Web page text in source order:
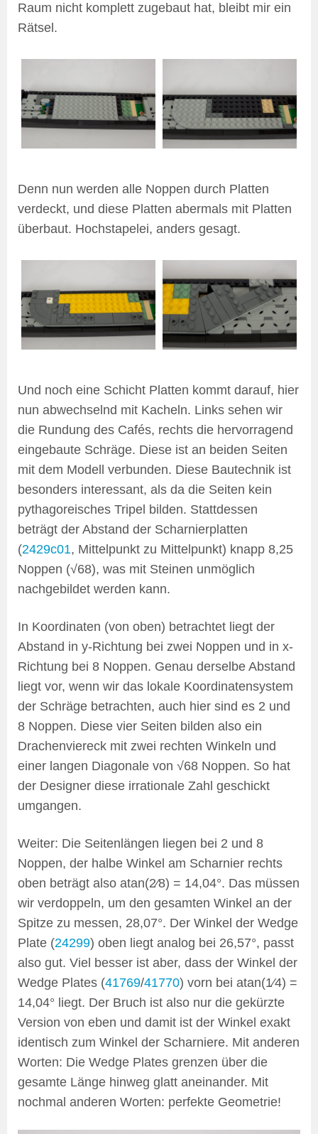
Raum nicht komplett zugebaut hat, bleibt mir ein
Rätsel.
Denn nun werden alle Noppen durch Platten
verdeckt, und diese Platten abermals mit Platten
überbaut. Hochstapelei, anders gesagt.
Und noch eine Schicht Platten kommt darauf, hier
nun abwechselnd mit Kacheln. Links sehen wir
die Rundung des Cafés, rechts die hervorragend
eingebaute Schräge. Diese ist an beiden Seiten
mit dem Modell verbunden. Diese Bautechnik ist
besonders interessant, als da die Seiten kein
pythagoreisches Tripel bilden. Stattdessen
beträgt der Abstand der Scharnierplatten
(2429c01, Mittelpunkt zu Mittelpunkt) knapp 8,25
Noppen (√68), was mit Steinen unmöglich
nachgebildet werden kann.
In Koordinaten (von oben) betrachtet liegt der
Abstand in y-Richtung bei zwei Noppen und in x-
Richtung bei 8 Noppen. Genau derselbe Abstand
liegt vor, wenn wir das lokale Koordinatensystem
der Schräge betrachten, auch hier sind es 2 und
8 Noppen. Diese vier Seiten bilden also ein
Drachenviereck mit zwei rechten Winkeln und
einer langen Diagonale von √68 Noppen. So hat
der Designer diese irrationale Zahl geschickt
umgangen.
Weiter: Die Seitenlängen liegen bei 2 und 8
Noppen, der halbe Winkel am Scharnier rechts
oben beträgt also atan(2⁄8) = 14,04°. Das müssen
wir verdoppeln, um den gesamten Winkel an der
Spitze zu messen, 28,07°. Der Winkel der Wedge
Plate (24299) oben liegt analog bei 26,57°, passt
also gut. Viel besser ist aber, dass der Winkel der
Wedge Plates (41769/41770) vorn bei atan(1⁄4) =
14,04° liegt. Der Bruch ist also nur die gekürzte
Version von eben und damit ist der Winkel exakt
identisch zum Winkel der Scharniere. Mit anderen
Worten: Die Wedge Plates grenzen über die
gesamte Länge hinweg glatt aneinander. Mit
nochmal anderen Worten: perfekte Geometrie!